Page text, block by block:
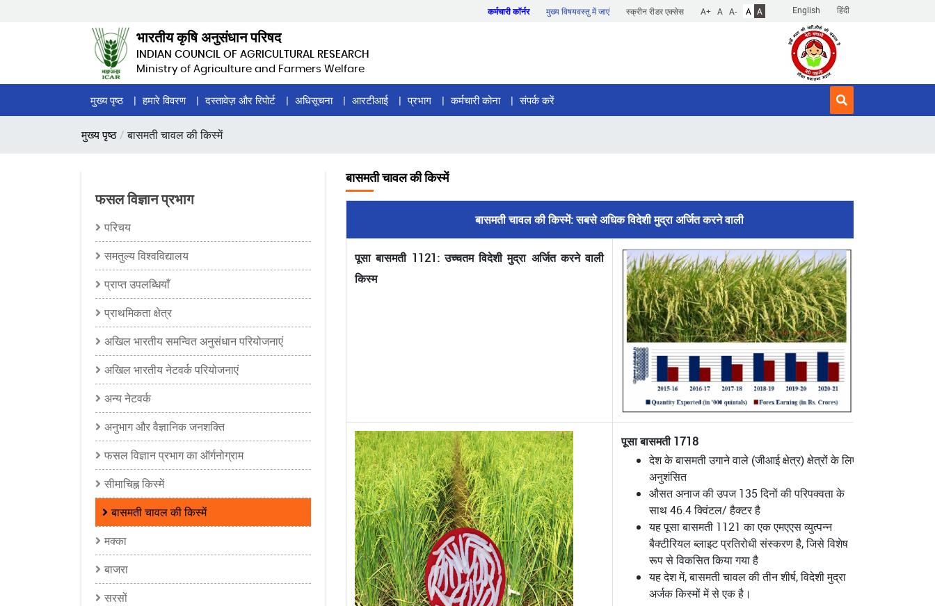
English हिंदी
कर्मचारी कॉर्नर मुख्य विषयवस्तु में जाएं स्क्रीन रीडर एक्सेस A+ A A- A A
भारतीय कृषि अनुसंधान परिषद
INDIAN COUNCIL OF AGRICULTURAL RESEARCH
Ministry of Agriculture and Farmers Welfare
Home
Page
Menu
मुख्य पृष्ठ हमारे विवरण दस्तावेज़ और रिपोर्ट अधिसूचना आरटीआई प्रभाग कर्मचारी कोना संपर्क करें
पग
मुख्य पृष्ठ बासमती चावल की किस्में
फसल विज्ञान प्रभाग
परिचय
समतुल्य विश्वविद्यालय
प्राप्त उपलब्धियाँ
प्राथमिकता क्षेत्र
अखिल भारतीय समन्वित अनुसंधान परियोजनाएं
अखिल भारतीय नेटवर्क परियोजनाएं
अन्य नेटवर्क
अनुभाग और वैज्ञानिक जनशक्ति
फसल विज्ञान प्रभाग का ऑर्गनोग्राम
सीमाचिह्न किस्में
बासमती चावल की किस्में
मक्का
बाजरा
सरसों
बासमती चावल की किस्में
बासमती चावल की किस्में: सबसे अधिक विदेशी मुद्रा अर्जित करने वाली
पूसा बासमती 1121: उच्चतम विदेशी मुद्रा अर्जित करने वाली
किस्म
पूसा बासमती 1718
देश के बासमती उगाने वाले (जीआई क्षेत्र) क्षेत्रों के लिए
अनुशंसित
औसत अनाज की उपज 135 दिनों की परिपक्वता के
साथ 46.4 क्विंटल/ हैक्टर है
यह पूसा बासमती 1121 का एक एमएएस व्युत्पन्न
बैक्टीरियल ब्लाइट प्रतिरोधी संस्करण है, जिसे विशेष
रूप से विकसित किया गया है
यह देश में, बासमती चावल की तीन शीर्ष, विदेशी मुद्रा
अर्जक किस्मों में से एक है।